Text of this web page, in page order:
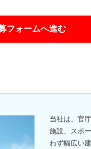
フォームへ進む
当社は、官
施設、スポ
わず幅広い